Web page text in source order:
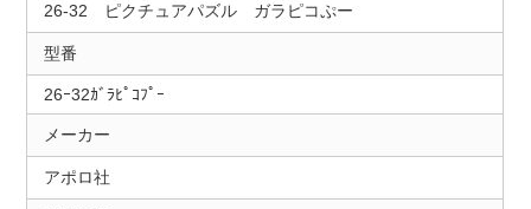
26-32 ピクチュアパズル ガラピコぷー
型番
26ｰ32ｶﾞﾗﾋﾟｺﾌﾟｰ
メーカー
アポロ社